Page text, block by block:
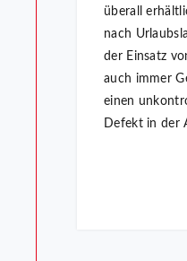
überall
nach
der Einsatz
auch immer
einen
Defekt in der